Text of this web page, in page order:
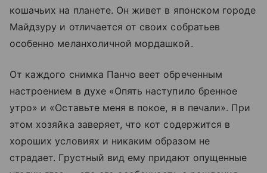
кошачьих на планете. Он живет в японском городе
Майдзуру и отличается от своих собратьев
особенно меланхоличной мордашкой.
От каждого снимка Панчо веет обреченным
настроением в духе «Опять наступило бренное
утро» и «Оставьте меня в покое, я в печали». При
этом хозяйка заверяет, что кот содержится в
хороших условиях и никаким образом не
страдает. Грустный вид ему придают опущенные